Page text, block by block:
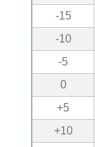
-15
-10
-5
0
+5
+10